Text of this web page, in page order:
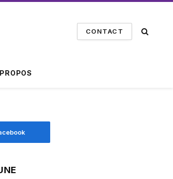
CONTACT